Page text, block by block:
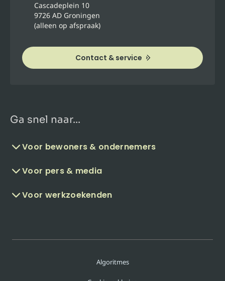
Cascadeplein 10
9726 AD Groningen
(alleen op afspraak)
Contact & service
Ga snel naar...
Voor bewoners & ondernemers
Voor pers & media
Voor werkzoekenden
Algoritmes